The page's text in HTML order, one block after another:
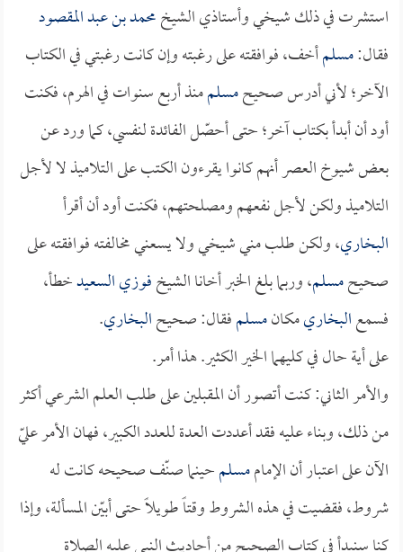
استشرت في ذلك شيخي وأستاذي الشيخمحمد بن عبد المقصود
فقال:مسلمأخف، فوافقته على رغبته وإن كانت رغبتي في الكتاب
الآخر؛ لأني أدرس صحيحمسلممنذ أربع سنوات في الهرم، فكنت
أود أن أبدأ بكتاب آخر؛ حتى أحصّل الفائدة لنفسي، كما ورد عن
بعض شيوخ العصر أنهم كانوا يقرءون الكتب على التلاميذ لا لأجل
التلاميذ ولكن لأجل نفعهم ومصلحتهم، فكنت أود أن أقرأ
البخاري، ولكن طلب مني شيخي ولا يسعني مخالفته فوافقته على
صحيحمسلم، وربما بلغ الخبر أخانا الشيخفوزي السعيدخطأ،
فسمعالبخاريمكانمسلمفقال: صحيحالبخاري.
على أية حال في كليهما الخير الكثير. هذا أمر.
والأمر الثاني: كنت أتصور أن المقبلين على طلب العلم الشرعي أكثر
من ذلك، وبناء عليه فقد أعددت العدة للعدد الكبير، فهان الأمر عليّ
الآن على اعتبار أن الإماممسلمحينما صنّف صحيحه كانت له
شروط، فقضيت في هذه الشروط وقتاً طويلاً حتى أبيّن المسألة، وإذا